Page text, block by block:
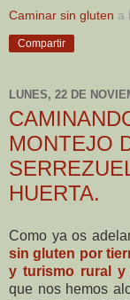
Caminar sin gluten a
Compartir
LUNES, 22 DE
MONTEJO
HUERTA.
Como ya os
sin gluten por
y turismo rural y
que nos hemos